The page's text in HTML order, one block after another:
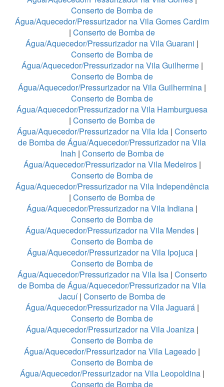
Conserto de Bomba de
Água/Aquecedor/Pressurizador na Vila Gomes Cardim
| Conserto de Bomba de
Água/Aquecedor/Pressurizador na Vila Guarani |
Conserto de Bomba de
Água/Aquecedor/Pressurizador na Vila Guilherme|
Conserto de Bomba de
Água/Aquecedor/Pressurizador na Vila Guilhermina |
Conserto de Bomba de
Água/Aquecedor/Pressurizador na Vila Hamburguesa
| Conserto de Bomba de
Água/Aquecedor/Pressurizador na Vila Ida | Conserto
de Bomba de Água/Aquecedor/Pressurizador na Vila
Inah | Conserto de Bomba de
Água/Aquecedor/Pressurizador na Vila Medeiros|
Conserto de Bomba de
Água/Aquecedor/Pressurizador na Vila Independência
| Conserto de Bomba de
Água/Aquecedor/Pressurizador na Vila Indiana |
Conserto de Bomba de
Água/Aquecedor/Pressurizador na Vila Mendes |
Conserto de Bomba de
Água/Aquecedor/Pressurizador na Vila Ipojuca|
Conserto de Bomba de
Água/Aquecedor/Pressurizador na Vila Isa| Conserto
de Bomba de Água/Aquecedor/Pressurizador na Vila
Jacuí| Conserto de Bomba de
Água/Aquecedor/Pressurizador na Vila Jaguará|
Conserto de Bomba de
Água/Aquecedor/Pressurizador na Vila Joaniza|
Conserto de Bomba de
Água/Aquecedor/Pressurizador na Vila Lageado |
Conserto de Bomba de
Água/Aquecedor/Pressurizador na Vila Leopoldina|
Conserto de Bomba de